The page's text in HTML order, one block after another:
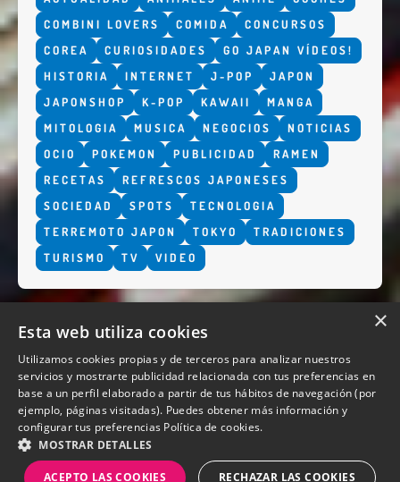
COMBINI LOVERS
COMIDA
CONCURSOS
COREA
CURIOSIDADES
GO JAPAN VÍDEOS!
HISTORIA
INTERNET J-POP
JAPON
JAPONSHOP
K-POP KAWAII
MANGA
MITOLOGIA
MUSICA NEGOCIOS
NOTICIAS
OCIO
POKEMON PUBLICIDAD
RAMEN
RECETAS
REFRESCOS JAPONESES
SOCIEDAD
SPOTS
TECNOLOGIA
TERREMOTO JAPON
TOKYO
TRADICIONES
TURISMO
TV VIDEO
QUIENES SOMOS
×
Esta web utiliza cookies
Utilizamos cookies propias y de terceros para analizar nuestros
servicios y mostrarte publicidad relacionada con tus preferencias en
base a un perfil elaborado a partir de tus hábitos de navegación (por
ejemplo, páginas visitadas). Puedes obtener más información y
configurar tus preferencias Política de cookies.
MOSTRAR DETALLES
ACEPTO LAS COOKIES RECHAZAR LAS COOKIES